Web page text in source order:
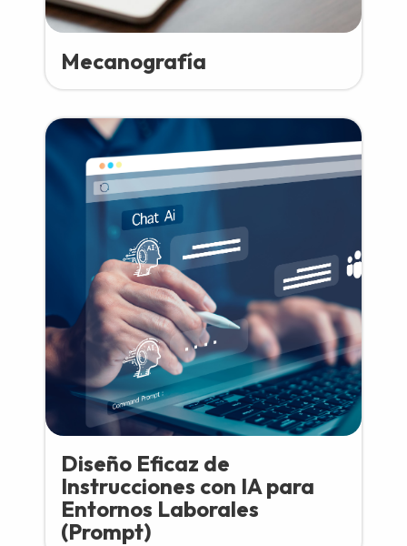
Mecanografía
Diseño Eficaz de
Instrucciones con IA para
Entornos Laborales
(Prompt)